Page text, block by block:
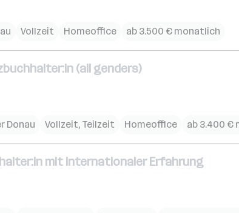
Vollzeit Homeoffice ab 3.500 € monatlich
(all genders)
Donau Vollzeit, Teilzeit Homeoffice ab 3.400 €
mit internationaler Erfahrung